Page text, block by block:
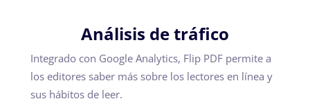
Análisis de tráfico
Integrado con Google Analytics, Flip PDF permite a
los editores saber más sobre los lectores en línea y
sus hábitos de leer.